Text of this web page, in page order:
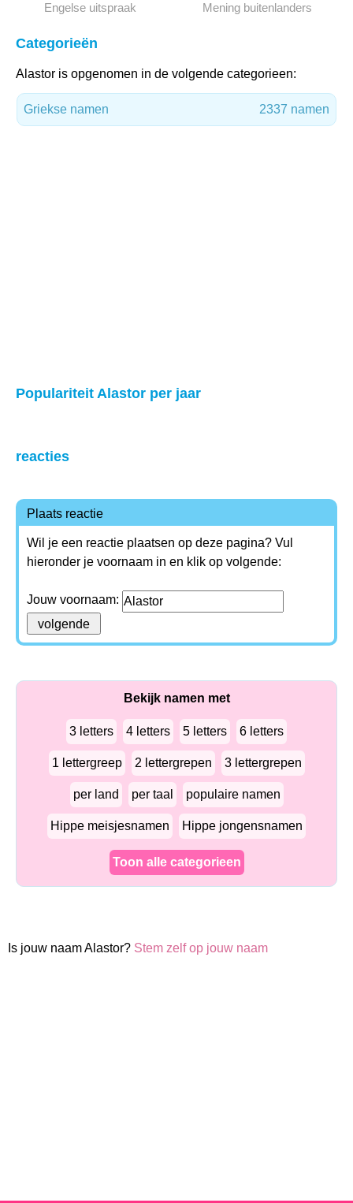
Engelse uitspraak Mening buitenlanders
Categorieën
Alastor is opgenomen in de volgende categorieen:
Griekse namen 2337 namen
Populariteit Alastor per jaar
reacties
Plaats reactie
Wil je een reactie plaatsen op deze pagina? Vul
hieronder je voornaam in en klik op volgende:
Jouw voornaam:
Bekijk namen met
3 letters 4 letters 5 letters 6 letters
1 lettergreep 2 lettergrepen 3 lettergrepen
per land per taal populaire namen
Hippe meisjesnamen Hippe jongensnamen
Toon alle categorieen
Is jouw naam Alastor? Stem zelf op jouw naam